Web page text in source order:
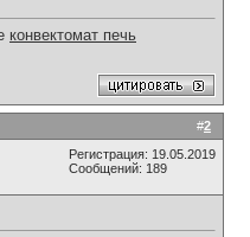
конвектомат печь
#2
Регистрация: 19.05.2019
Сообщений: 189